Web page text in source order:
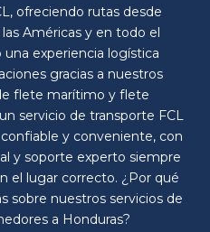
ofreciendo rutas desde
Américas y en todo el
experiencia logística
gracias a nuestros
flete marítimo y flete
servicio de transporte FCL
y conveniente, con
y soporte experto siempre
el lugar correcto. ¿Por qué
sobre nuestros servicios de
a Honduras?